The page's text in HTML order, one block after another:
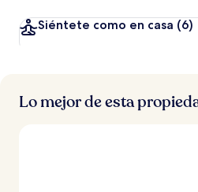
Siéntete como en casa (6)
Lo mejor de esta